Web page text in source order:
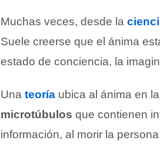
Muchas veces, desde la
Suele creerse que el ánima
estado de conciencia, la
Una teoría ubica al ánima en
microtúbulos que contienen
información, al morir la